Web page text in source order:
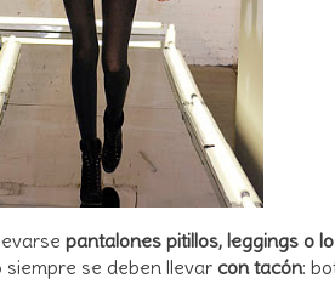
pantalones pitillos, leggings o
siempre se deben llevar con tacón: